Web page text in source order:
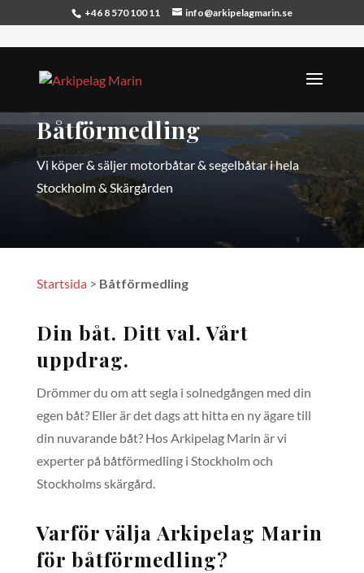
+46 8 570 100 11 info@arkipelagmarin.se
Båtförmedling
Vi köper & säljer motorbåtar & segelbåtar i hela
Stockholm & Skärgården
Startsida> Båtförmedling
Din båt. Ditt val. Vårt
uppdrag.
Drömmer du om att segla i solnedgången med din
egen båt? Eller är det dags att hitta en ny ägare till
din nuvarande båt? Hos Arkipelag Marin är vi
experter på båtförmedling i Stockholm och
Stockholms skärgård.
Varför välja Arkipelag Marin
för båtförmedling?